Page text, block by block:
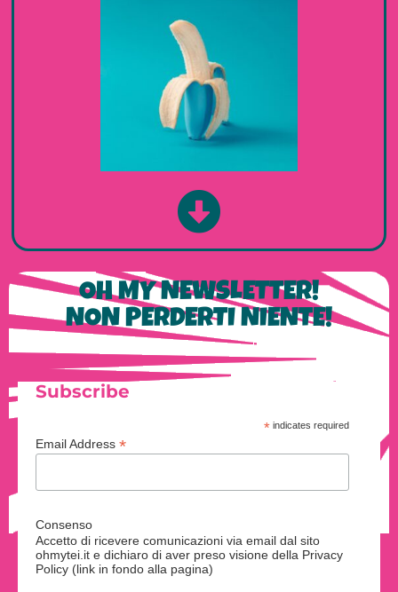
OH MY NEWSLETTER!
NON PERDERTI NIENTE!
Subscribe
* indicates required
Email Address *
Consenso
Accetto di ricevere comunicazioni via email dal sito
ohmytei.it e dichiaro di aver preso visione della Privacy
Policy (link in fondo alla pagina)